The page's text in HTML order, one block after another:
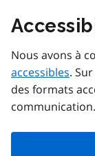
Nous avons à
accessibles.
des formats
communication.